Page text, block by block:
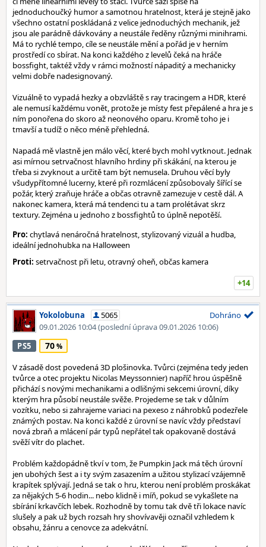
jednoduchoučký humor a samotnou hratelnost, která je stejně jako
všechno ostatní poskládaná z velice jednoduchých mechanik, jež
jsou ale parádně dávkovány a neustále ředěny různými minihrami.
Má to rychlé tempo, cíle se neustále mění a pořád je v herním
prostředí co sbírat. Na konci každého z levelů čeká na hráče
bossfight, taktéž vždy v rámci možností nápaditý a mechanicky
velmi dobře nadesignovaný.
Vizuálně to vypadá hezky a obzvláště s ray tracingem a HDR, které
ale nemusí každému vonět, protože je místy fest přepálené a hra je s
ním ponořena do skoro až neonového oparu. Kromě toho je i
tmavší a tudíž o něco méně přehledná.
Napadá mě vlastně jen málo věcí, které bych mohl vytknout. Jednak
asi mírnou setrvačnost hlavního hrdiny při skákání, na kterou je
třeba si zvyknout a určitě tam být nemusela. Druhou věcí byly
všudypřítomné lucerny, které při rozmlácení způsobovaly šířící se
požár, který zraňuje hráče a občas otravně zamezuje v cestě dál. A
nakonec kamera, která má tendenci tu a tam prolétávat skrz
textury. Zejména u jednoho z bossfightů to úplně nepotěší.
Pro: chytlavá nenáročná hratelnost, stylizovaný vizuál a hudba,
ideální jednohubka na Halloween
Proti: setrvačnost při letu, otravný oheň, občas kamera
+14
Yokolobuna
5065
09.01.2026 10:04(poslední úprava 09.01.2026 10:06)
Dohráno
PS5 70
V zásadě dost povedená 3D plošinovka. Tvůrci (zejména tedy jeden
tvůrce a otec projektu Nicolas Meyssonnier) napříč hrou úspěšně
přichází s novými mechanikami a odlišnými sekcemi úrovní, díky
kterým hra působí neustále svěže. Projedeme se tak v důlním
vozítku, nebo si zahrajeme variaci na pexeso z náhrobků podezřele
známých postav. Na konci každé z úrovní se navíc vždy představí
nová zbraň a mlácení pár typů nepřátel tak opakovaně dostává
svěží vítr do plachet.
Problém každopádně tkví v tom, že Pumpkin Jack má těch úrovní
jen ubohých šest a i ty svým zasazením a užitou stylizací vzájemně
krapítek splývají. Jedná se tak o hru, kterou není problém proskákat
za nějakých 5-6 hodin... nebo klidně i míň, pokud se vykašlete na
sbírání krkavčích lebek. Rozhodně by tomu tak dvě tři lokace navíc
slušely a pak už bych rozsah hry shovívavěji označil vzhledem k
obsahu, žánru a cenovce za adekvátní.